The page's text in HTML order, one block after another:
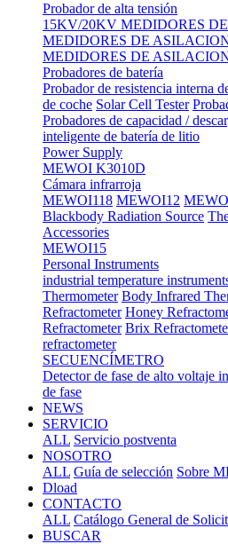
Probador de alta tensión
15KV/20KV MEDIDORES
MEDIDORES DE
MEDIDORES DE
Probadores de batería
Probador de resistencia interna
de coche Solar Cell Tester
Probadores de capacidad /
inteligente de batería de litio
Power Supply
MEWOI K3010D
Cámara infrarroja
MEWOI118 MEWOI12
Blackbody Radiation Source
Accessories
MEWOI15
Personal Instruments
industrial temperature
Thermometer Body Infrared
Refractometer Honey
Refractometer Brix
refractometer
SECUENCÍMETRO
Detector de fase de alto voltaje
de fase
NEWS
SERVICIO
ALL Servicio postventa
NOSOTRO
ALL Guía de selección Sobre
Dload
CONTACTO
ALL Catálogo General de
BUSCAR